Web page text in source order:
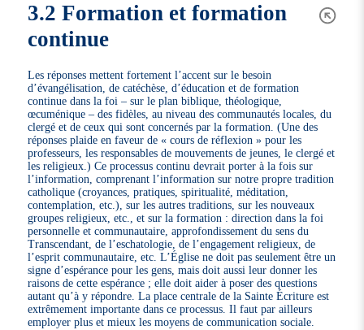
3.2 Formation et formation
continue
Les réponses mettent fortement l’accent sur le besoin
d’évangélisation, de catéchèse, d’éducation et de formation
continue dans la foi – sur le plan biblique, théologique,
œcuménique – des fidèles, au niveau des communautés locales, du
clergé et de ceux qui sont concernés par la formation. (Une des
réponses plaide en faveur de « cours de réflexion » pour les
professeurs, les responsables de mouvements de jeunes, le clergé et
les religieux.) Ce processus continu devrait porter à la fois sur
l’information, comprenant l’information sur notre propre tradition
catholique (croyances, pratiques, spiritualité, méditation,
contemplation, etc.), sur les autres traditions, sur les nouveaux
groupes religieux, etc., et sur la formation : direction dans la foi
personnelle et communautaire, approfondissement du sens du
Transcendant, de l’eschatologie, de l’engagement religieux, de
l’esprit communautaire, etc. L’Église ne doit pas seulement être un
signe d’espérance pour les gens, mais doit aussi leur donner les
raisons de cette espérance ; elle doit aider à poser des questions
autant qu’à y répondre. La place centrale de la Sainte Écriture est
extrêmement importante dans ce processus. Il faut par ailleurs
employer plus et mieux les moyens de communication sociale.